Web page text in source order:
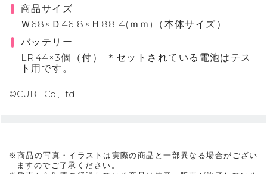
商品サイズ
Ｗ68×Ｄ46.8×Ｈ88.4(ｍｍ)（本体サイズ）
バッテリー
LR44×3個（付） ＊セットされている電池はテス
ト用です。
©CUBE.Co.,Ltd.
※商品の写真・イラストは実際の商品と一部異なる場合がござい
ますのでご了承ください。